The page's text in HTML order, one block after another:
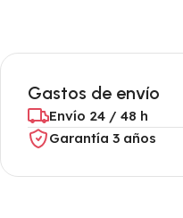
Gastos de envío
Envío 24 / 48 h
Garantía 3 años